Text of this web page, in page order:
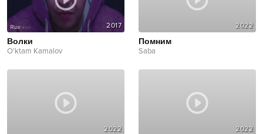
2017
Волки
O'ktam Kamalov
2022
Помним
Saba
2022 2022